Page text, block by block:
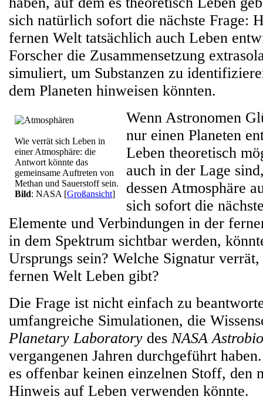
sich natürlich sofort die nächste Frage:
fernen Welt tatsächlich auch Leben
Forscher die Zusammensetzung
simuliert, um Substanzen zu
dem Planeten hinweisen könnten.
Wie verrät sich Leben in
einer Atmosphäre: die
Antwort könnte das
gemeinsame Auftreten von
Methan und Sauerstoff sein.
Bild: NASA [Großansicht]
Wenn Astronomen
nur einen Planeten
Leben theoretisch
auch in der Lage
dessen Atmosphäre
sich sofort die
Elemente und Verbindungen in der
in dem Spektrum sichtbar werden,
Ursprungs sein? Welche Signatur verrät,
fernen Welt Leben gibt?
Die Frage ist nicht einfach zu
umfangreiche Simulationen, die
Planetary Laboratory des NASA
vergangenen Jahren durchgeführt
es offenbar keinen einzelnen Stoff, den
Hinweis auf Leben verwenden könnte.